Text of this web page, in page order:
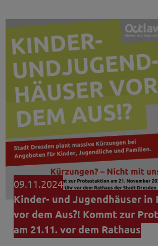
09.11.2024
Kinder- und Jugendhäuser in
vor dem Aus?! Kommt zur
am 21.11. vor dem Rathaus